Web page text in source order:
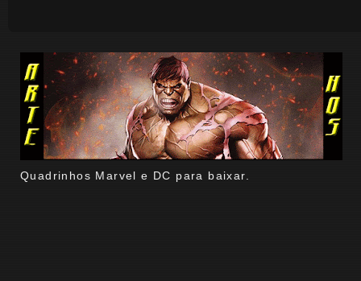
Quadrinhos Marvel e DC para baixar.